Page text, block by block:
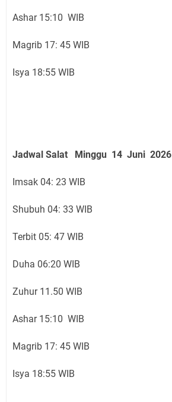
Ashar 15:10 WIB
Magrib 17: 45 WIB
Isya 18:55 WIB
Jadwal Salat Minggu 14 Juni 2026
Imsak 04: 23 WIB
Shubuh 04: 33 WIB
Terbit 05: 47 WIB
Duha 06:20 WIB
Zuhur 11.50 WIB
Ashar 15:10 WIB
Magrib 17: 45 WIB
Isya 18:55 WIB